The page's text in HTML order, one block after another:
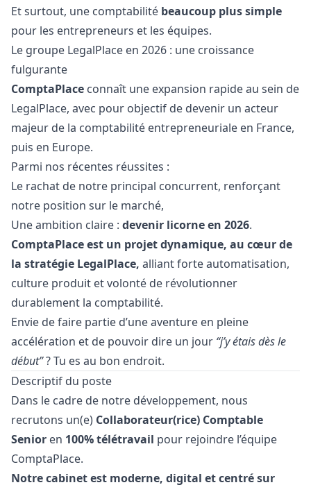
Et surtout, une comptabilité beaucoup plus simple
pour les entrepreneurs et les équipes.
Le groupe LegalPlace en 2026 : une croissance
fulgurante
ComptaPlace connaît une expansion rapide au sein de
LegalPlace, avec pour objectif de devenir un acteur
majeur de la comptabilité entrepreneuriale en France,
puis en Europe.
Parmi nos récentes réussites :
Le rachat de notre principal concurrent, renforçant
notre position sur le marché,
Une ambition claire : devenir licorne en 2026.
ComptaPlace est un projet dynamique, au cœur de
la stratégie LegalPlace, alliant forte automatisation,
culture produit et volonté de révolutionner
durablement la comptabilité.
Envie de faire partie d’une aventure en pleine
accélération et de pouvoir dire un jour “j’y étais dès le
début”? Tu es au bon endroit.
Descriptif du poste
Dans le cadre de notre développement, nous
recrutons un(e) Collaborateur(rice) Comptable
Senior en 100% télétravail pour rejoindre l’équipe
ComptaPlace.
Notre cabinet est moderne, digital et centré sur